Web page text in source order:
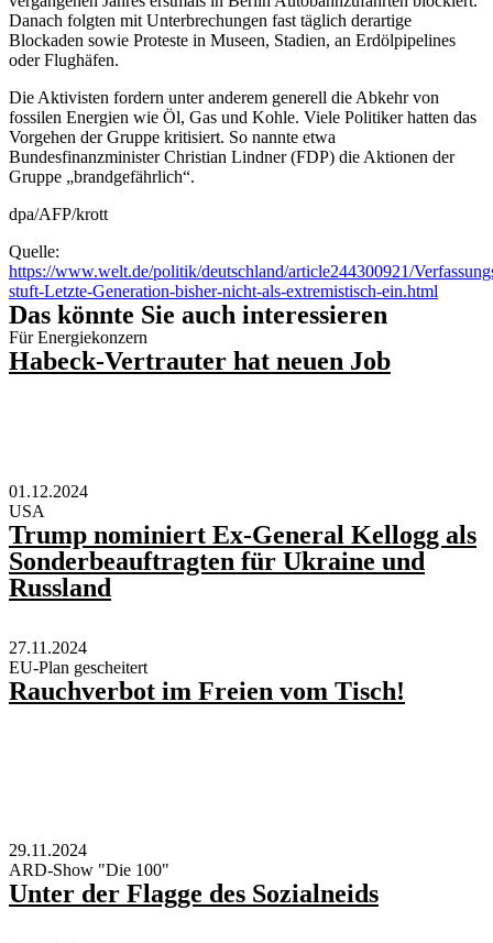
Danach folgten mit Unterbrechungen fast täglich derartige
Blockaden sowie Proteste in Museen, Stadien, an Erdölpipelines
oder Flughäfen.
Die Aktivisten fordern unter anderem generell die Abkehr von
fossilen Energien wie Öl, Gas und Kohle. Viele Politiker hatten das
Vorgehen der Gruppe kritisiert. So nannte etwa
Bundesfinanzminister Christian Lindner (FDP) die Aktionen der
Gruppe „brandgefährlich“.
dpa/AFP/krott
Quelle:
https://www.welt.de/politik/deutschland/article244300921/
stuft-Letzte-Generation-bisher-nicht-als-extremistisch-ein.html
Das könnte Sie auch interessieren
Für Energiekonzern
Habeck-Vertrauter hat neuen Job
01.12.2024
USA
Trump nominiert Ex-General Kellogg als
Sonderbeauftragten für Ukraine und
Russland
27.11.2024
EU-Plan gescheitert
Rauchverbot im Freien vom Tisch!
29.11.2024
ARD-Show "Die 100"
Unter der Flagge des Sozialneids